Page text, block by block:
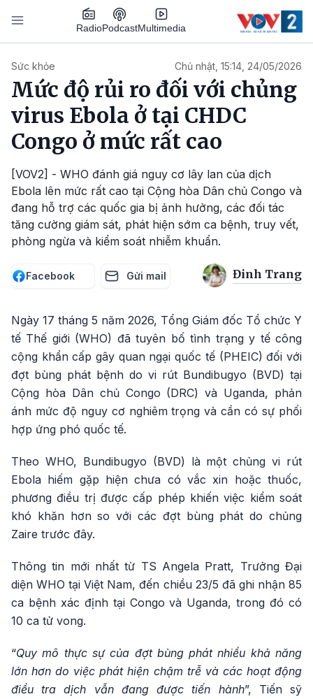
Nhảy đến nội dung
RadioPodcastMultimedia
Sức khỏe Chủ nhật, 15:14, 24/05/2026
Mức độ rủi ro đối với chủng
virus Ebola ở tại CHDC
Congo ở mức rất cao
[VOV2] - WHO đánh giá nguy cơ lây lan của dịch
Ebola lên mức rất cao tại Cộng hòa Dân chủ Congo và
đang hỗ trợ các quốc gia bị ảnh hưởng, các đối tác
tăng cường giám sát, phát hiện sớm ca bệnh, truy vết,
phòng ngừa và kiểm soát nhiễm khuẩn.
Facebook Gửi mail Đinh Trang
Ngày 17 tháng 5 năm 2026, Tổng Giám đốc Tổ chức Y
tế Thế giới (WHO) đã tuyên bố tình trạng y tế công
cộng khẩn cấp gây quan ngại quốc tế (PHEIC) đối với
đợt bùng phát bệnh do vi rút Bundibugyo (BVD) tại
Cộng hòa Dân chủ Congo (DRC) và Uganda, phản
ánh mức độ nguy cơ nghiêm trọng và cần có sự phối
hợp ứng phó quốc tế.
Theo WHO, Bundibugyo (BVD) là một chủng vi rút
Ebola hiếm gặp hiện chưa có vắc xin hoặc thuốc,
phương điều trị được cấp phép khiến việc kiểm soát
khó khăn hơn so với các đợt bùng phát do chủng
Zaire trước đây.
Thông tin mới nhất từ TS Angela Pratt, Trưởng Đại
diện WHO tại Việt Nam, đến chiều 23/5 đã ghi nhận 85
ca bệnh xác định tại Congo và Uganda, trong đó có
10 ca tử vong.
“Quy mô thực sự của đợt bùng phát nhiều khả năng
lớn hơn do việc phát hiện chậm trễ và các hoạt động
điều tra dịch vẫn đang được tiến hành”, Tiến sỹ